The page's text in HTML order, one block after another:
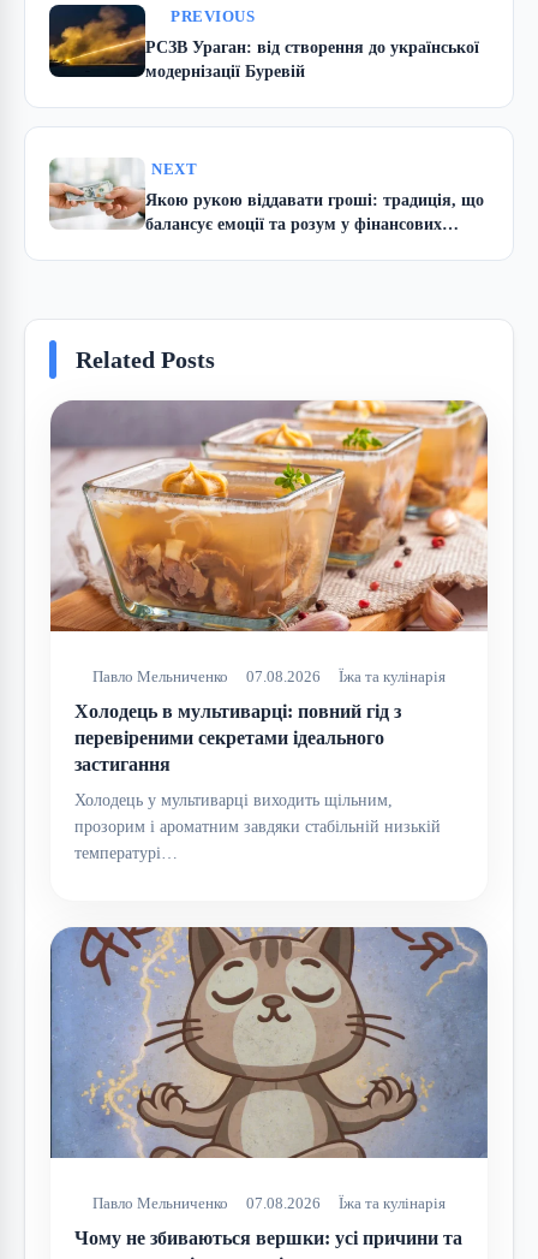
PREVIOUS
РСЗВ Ураган: від створення до української
модернізації Буревій
NEXT
Якою рукою віддавати гроші: традиція, що
балансує емоції та розум у фінансових
Related Posts
Павло Мельниченко 07.08.2026 Їжа та кулінарія
Холодець в мультиварці: повний гід з
перевіреними секретами ідеального
застигання
Холодець у мультиварці виходить щільним,
прозорим і ароматним завдяки стабільній низькій
температурі…
Павло Мельниченко 07.08.2026 Їжа та кулінарія
Чому не збиваються вершки: усі причини та